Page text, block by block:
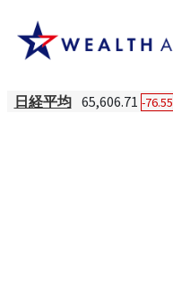
日経平均 65,606.71 -76.55